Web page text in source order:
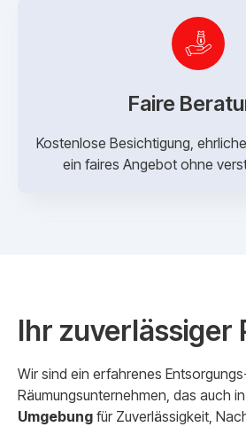
Faire
Kostenlose Besichtigung,
ein faires Angebot ohne
Ihr zuverlässiger
Wir sind ein erfahrenes
Räumungsunternehmen, das auch in
Umgebung für Zuverlässigkeit,